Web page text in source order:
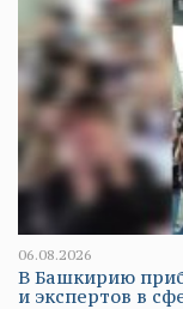
06.08.2026
В Башкирию
и экспертов в